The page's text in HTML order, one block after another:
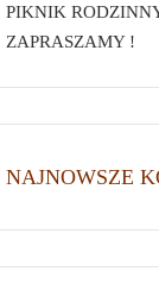
PIKNIK
ZAPRASZAMY !
NAJNOWSZE